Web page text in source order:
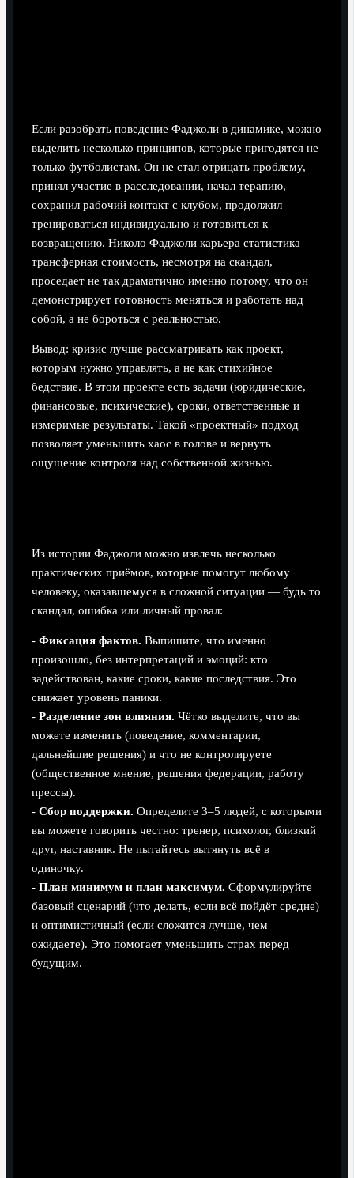
Если разобрать поведение Фаджоли в динамике, можно
выделить несколько принципов, которые пригодятся не
только футболистам. Он не стал отрицать проблему,
принял участие в расследовании, начал терапию,
сохранил рабочий контакт с клубом, продолжил
тренироваться индивидуально и готовиться к
возвращению. Николо Фаджоли карьера статистика
трансферная стоимость, несмотря на скандал,
проседает не так драматично именно потому, что он
демонстрирует готовность меняться и работать над
собой, а не бороться с реальностью.
Вывод: кризис лучше рассматривать как проект,
которым нужно управлять, а не как стихийное
бедствие. В этом проекте есть задачи (юридические,
финансовые, психические), сроки, ответственные и
измеримые результаты. Такой «проектный» подход
позволяет уменьшить хаос в голове и вернуть
ощущение контроля над собственной жизнью.
Из истории Фаджоли можно извлечь несколько
практических приёмов, которые помогут любому
человеку, оказавшемуся в сложной ситуации — будь то
скандал, ошибка или личный провал:
- Фиксация фактов. Выпишите, что именно
произошло, без интерпретаций и эмоций: кто
задействован, какие сроки, какие последствия. Это
снижает уровень паники.
- Разделение зон влияния. Чётко выделите, что вы
можете изменить (поведение, комментарии,
дальнейшие решения) и что не контролируете
(общественное мнение, решения федерации, работу
прессы).
- Сбор поддержки. Определите 3–5 людей, с которыми
вы можете говорить честно: тренер, психолог, близкий
друг, наставник. Не пытайтесь вытянуть всё в
одиночку.
- План минимум и план максимум. Сформулируйте
базовый сценарий (что делать, если всё пойдёт средне)
и оптимистичный (если сложится лучше, чем
ожидаете). Это помогает уменьшить страх перед
будущим.